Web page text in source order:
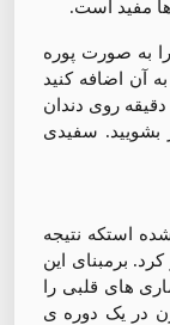
مفید است.
به صورت پوره
آن اضافه کنید
تا حالت خمیری بگیرد. این خمیر را به مدت ۵ دقیقه روی دندان
بشویید. سفیدی
استکه نتیجه
برمبنای این
های قلبی را
پژوهش روی ۲۷ هزار زن در یک دوره ی